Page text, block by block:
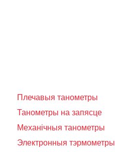
Плечавыя танометры
Танометры на запясце
Механічныя танометры
Электронныя тэрмометры